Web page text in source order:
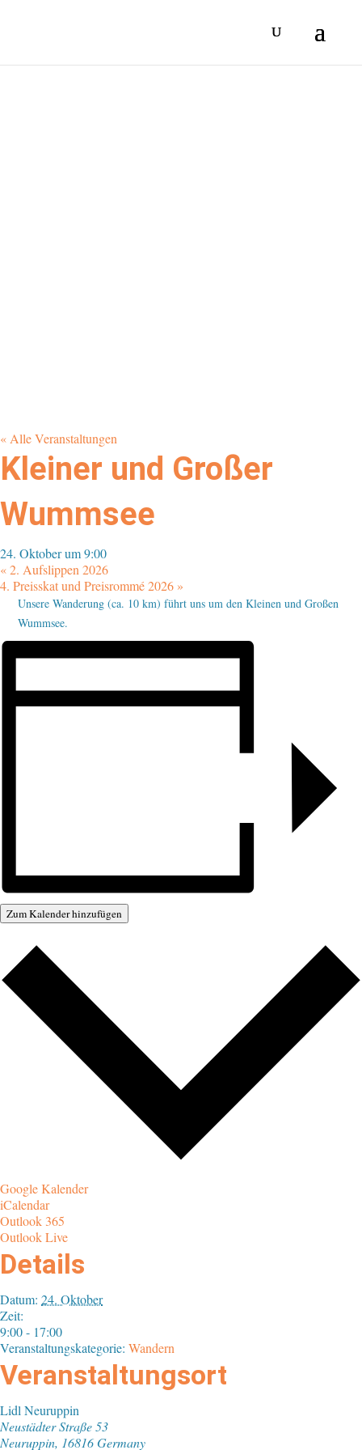
« Alle Veranstaltungen
Kleiner und Großer
Wummsee
24. Oktober um 9:00
«2. Aufslippen 2026
4. Preisskat und Preisrommé 2026 »
Unsere Wanderung (ca. 10 km) führt uns um den Kleinen und Großen
Wummsee.
Zum Kalender hinzufügen
Google Kalender
iCalendar
Outlook 365
Outlook Live
Details
Datum: 24. Oktober
Zeit:
9:00 - 17:00
Veranstaltungskategorie: Wandern
Veranstaltungsort
Lidl Neuruppin
Neustädter Straße 53
Neuruppin, 16816Germany